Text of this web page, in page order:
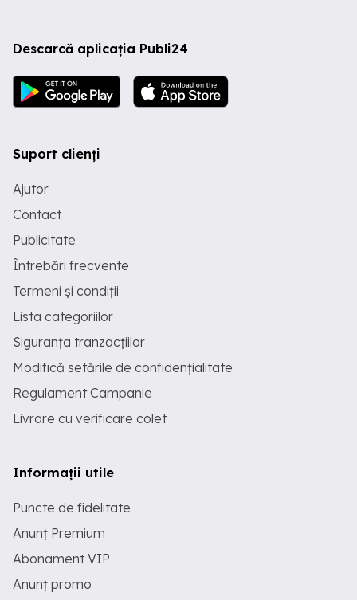
Descarcă aplicația Publi24
Suport clienți
Ajutor
Contact
Publicitate
Întrebări frecvente
Termeni și condiții
Lista categoriilor
Siguranța tranzacțiilor
Modifică setările de confidențialitate
Regulament Campanie
Livrare cu verificare colet
Informații utile
Puncte de fidelitate
Anunț Premium
Abonament VIP
Anunț promo